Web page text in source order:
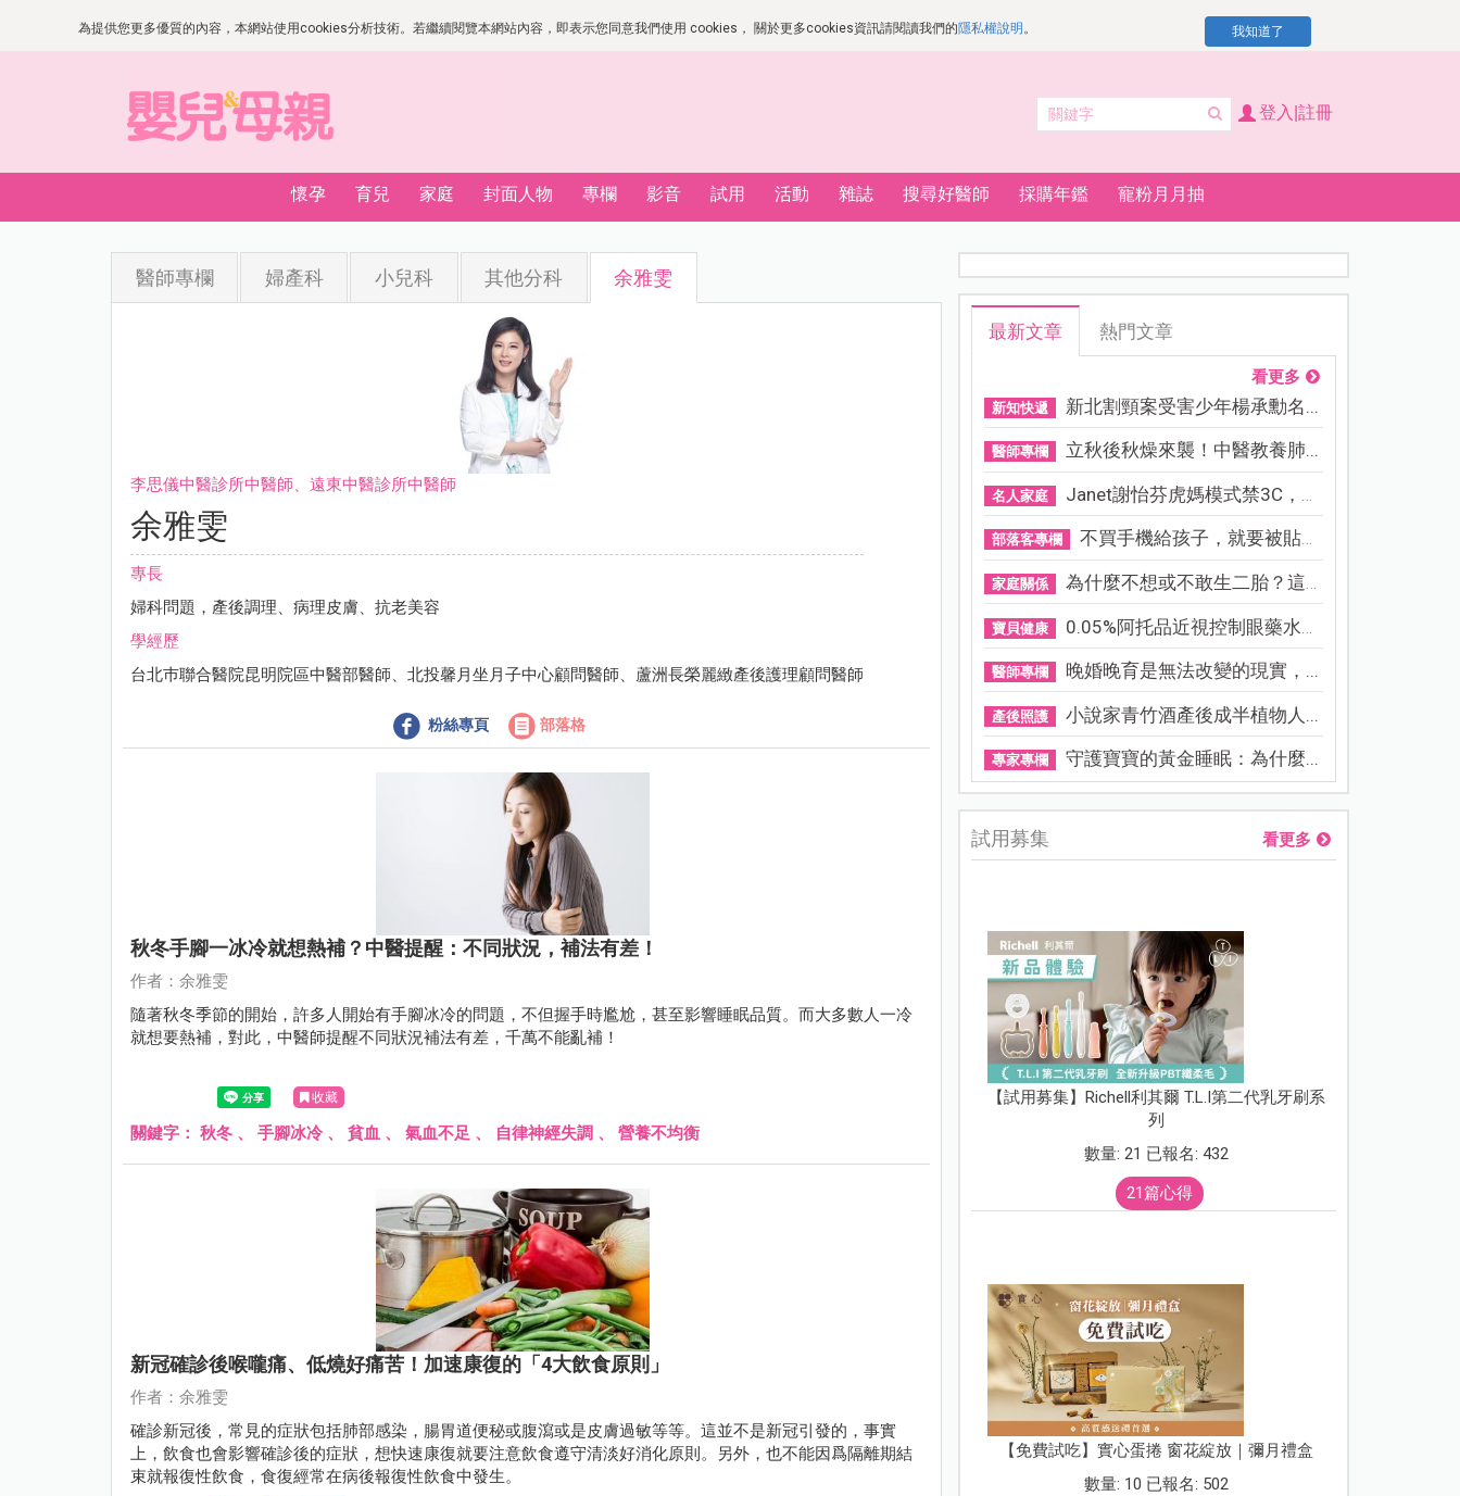
為提供您更多優質的內容，本網站使用cookies分析技術。若繼續閱覽本網站內容，即表示您同意我們使用 cookies， 關於更多cookies資訊請閱讀我們的隱私權說明 。 我知道了
登入|註冊
懷孕 育兒 家庭 封面人物 專欄 影音 試用 活動 雜誌 搜尋好醫師 採購年鑑 寵粉月月抽
醫師專欄 婦產科 小兒科 其他分科 余雅雯
李思儀中醫診所中醫師、遠東中醫診所中醫師
余雅雯
專長
婦科問題，產後調理、病理皮膚、抗老美容
學經歷
台北巿聯合醫院昆明院區中醫部醫師、北投馨月坐月子中心顧問醫師、蘆洲長榮麗緻產後護理顧問醫師
粉絲專頁 部落格
秋冬手腳一冰冷就想熱補？中醫提醒：不同狀況，補法有差！
作者：余雅雯
隨著秋冬季節的開始，許多人開始有手腳冰冷的問題，不但握手時尷尬，甚至影響睡眠品質。而大多數人一冷
就想要熱補，對此，中醫師提醒不同狀況補法有差，千萬不能亂補！
收藏
關鍵字： 秋冬 、 手腳冰冷 、 貧血 、 氣血不足 、 自律神經失調 、 營養不均衡
新冠確診後喉嚨痛、低燒好痛苦！加速康復的「4大飲食原則」
作者：余雅雯
確診新冠後，常見的症狀包括肺部感染，腸胃道便秘或腹瀉或是皮膚過敏等等。這並不是新冠引發的，事實
上，飲食也會影響確診後的症狀，想快速康復就要注意飲食遵守清淡好消化原則。另外，也不能因爲隔離期結
束就報復性飲食，食復經常在病後報復性飲食中發生。
最新文章 熱門文章
看更多
新知快遞 新北割頸案受害少年楊承勳名...
醫師專欄 立秋後秋燥來襲！中醫教養肺...
名人家庭 Janet謝怡芬虎媽模式禁3C，看...
部落客專欄 不買手機給孩子，就要被貼「...
家庭關係 為什麼不想或不敢生二胎？這8...
寶貝健康 0.05%阿托品近視控制眼藥水納...
醫師專欄 晚婚晚育是無法改變的現實，...
產後照護 小說家青竹酒產後成半植物人...
專家專欄 守護寶寶的黃金睡眠：為什麼...
試用募集 看更多
【試用募集】Richell利其爾 T.L.I第二代乳牙刷系
列
數量: 21 已報名: 432
21篇心得
【免費試吃】實心蛋捲 窗花綻放｜彌月禮盒
數量: 10 已報名: 502